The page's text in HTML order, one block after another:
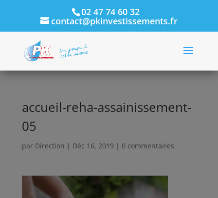
02 47 74 60 32
contact@pkinvestissements.fr
accueil-reha-assainissement-
05
par Direction | Déc 16, 2019 | 0 commentaires